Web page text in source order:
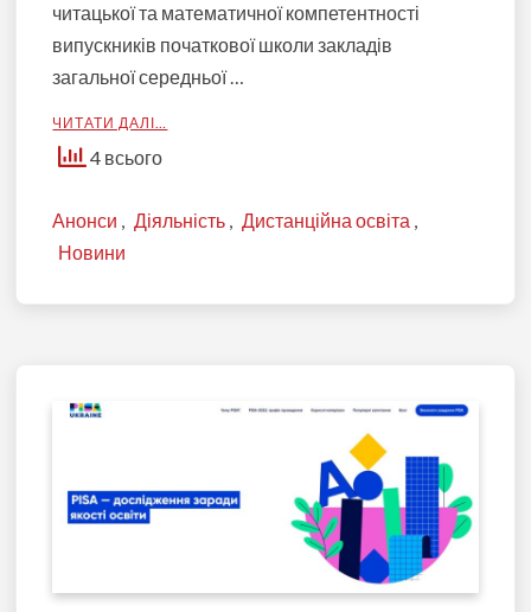
читацької та математичної компетентності
випускників початкової школи закладів
загальної середньої …
ЧИТАТИ ДАЛІ…
4 всього
Анонси , Діяльність , Дистанційна освіта ,
Новини